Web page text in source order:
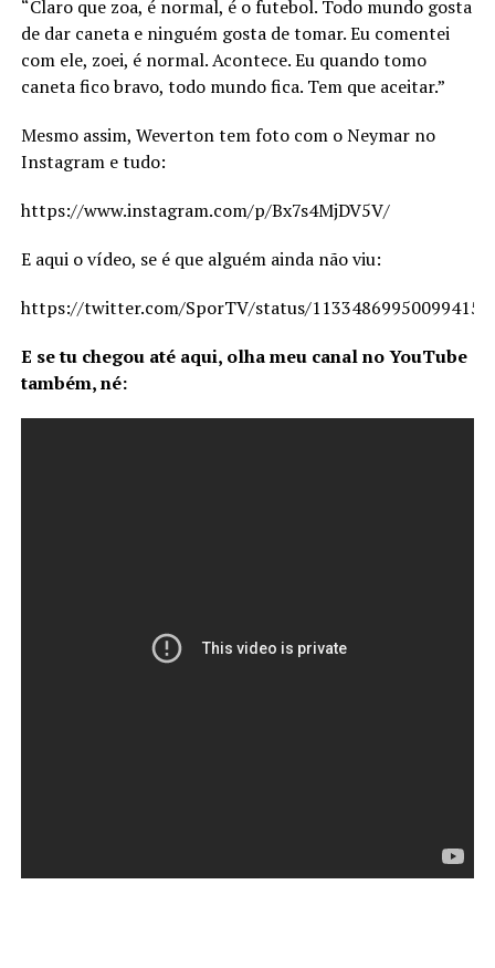
“Claro que zoa, é normal, é o futebol. Todo mundo gosta
de dar caneta e ninguém gosta de tomar. Eu comentei
com ele, zoei, é normal. Acontece. Eu quando tomo
caneta fico bravo, todo mundo fica. Tem que aceitar.”
Mesmo assim, Weverton tem foto com o Neymar no
Instagram e tudo:
https://www.instagram.com/p/Bx7s4MjDV5V/
E aqui o vídeo, se é que alguém ainda não viu:
https://twitter.com/SporTV/status/
E se tu chegou até aqui, olha meu canal no YouTube
também, né: